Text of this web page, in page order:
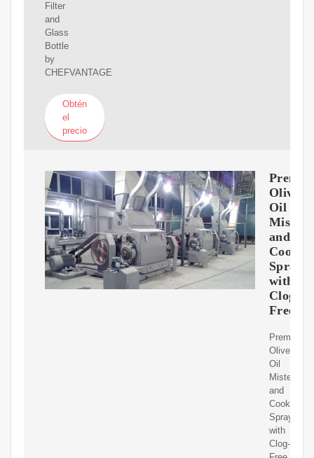
Filter
and
Glass
Bottle
by
CHEFVANTAGE
Obtén
el
precio
Olive
Oil
Mister
and
with
Clog-
Free
Premium
Olive
Oil
Mister
and
Cooking
Sprayer
with
Clog-